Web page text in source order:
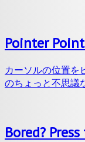
Pointer
カーソルの位置を
のちょっと不思議
Bored?